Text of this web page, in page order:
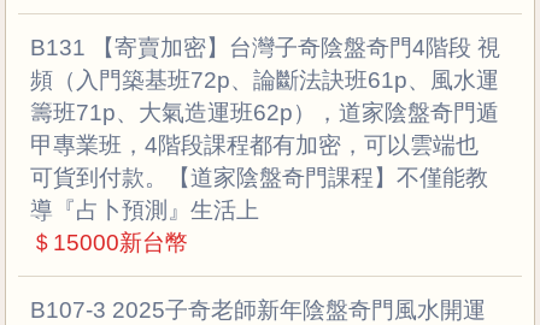
B131 【寄賣加密】台灣子奇陰盤奇門4階段 視
頻（入門築基班72p、論斷法訣班61p、風水運
籌班71p、大氣造運班62p），道家陰盤奇門遁
甲專業班，4階段課程都有加密，可以雲端也
可貨到付款。【道家陰盤奇門課程】不僅能教
導『占卜預測』生活上
＄15000新台幣
B107-3 2025子奇老師新年陰盤奇門風水開運